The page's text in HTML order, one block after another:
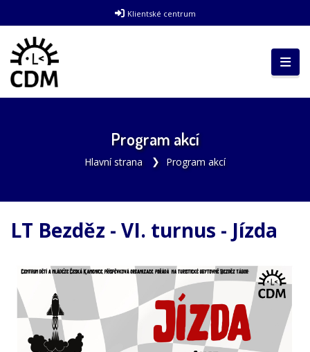
Klientské centrum
Program akcí
Hlavní strana Program akcí
LT Bezděz - VI. turnus - Jízda